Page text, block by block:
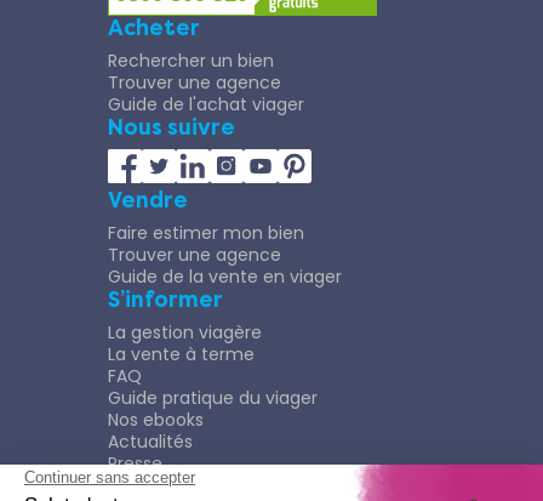
Acheter
Rechercher un bien
Trouver une agence
Guide de l'achat viager
Nous suivre
Vendre
Faire estimer mon bien
Trouver une agence
Guide de la vente en viager
S’informer
La gestion viagère
La vente à terme
FAQ
Guide pratique du viager
Nos ebooks
Actualités
Presse
Rejoindre le Réseau